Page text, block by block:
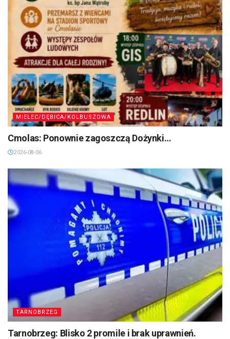
MIELEC/DĘBICA/KOLBUSZOWA
Cmolas: Ponownie zagoszczą Dożynki…
2026-08-06
TARNOBRZEG
Tarnobrzeg: Blisko 2 promile i brak uprawnień.